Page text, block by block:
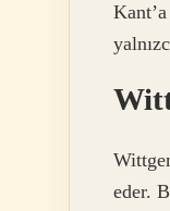
eder.